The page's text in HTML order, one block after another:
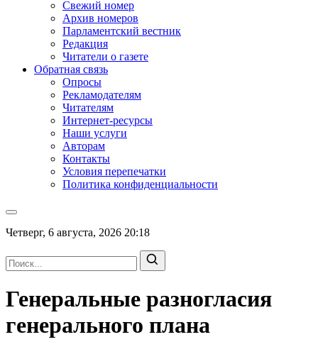
Свежий номер
Архив номеров
Парламентский вестник
Редакция
Читатели о газете
Обратная связь
Опросы
Рекламодателям
Читателям
Интернет-ресурсы
Наши услуги
Авторам
Контакты
Условия перепечатки
Политика конфиденциальности
Четверг, 6 августа, 2026 20:18
Генеральные разногласия
генерального плана